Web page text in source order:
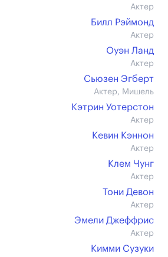
Актер
Билл Рэймонд
Актер
Оуэн Ланд
Актер
Сьюзен Эгберт
Актер, Мишель
Кэтрин Уотерстон
Актер
Кевин Кэннон
Актер
Клем Чунг
Актер
Тони Девон
Актер
Эмели Джеффрис
Актер
Кимми Сузуки